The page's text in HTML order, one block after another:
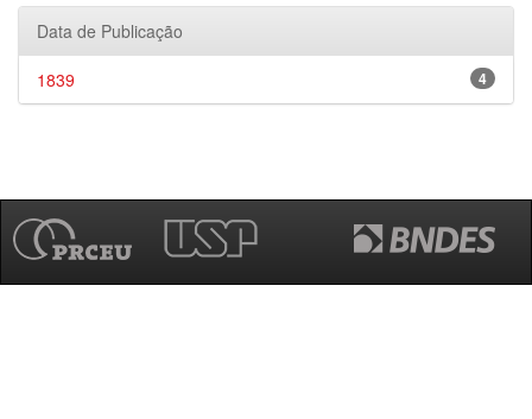
Data de Publicação
4
1839